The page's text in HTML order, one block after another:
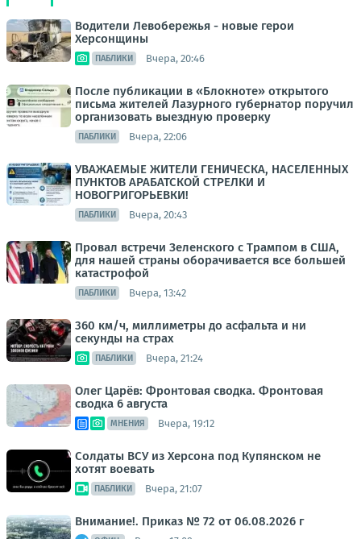
Водители Левобережья - новые герои
Херсонщины
ПАБЛИКИ Вчера, 20:46
После публикации в «Блокноте» открытого
письма жителей Лазурного губернатор поручил
организовать выездную проверку
ПАБЛИКИ Вчера, 22:06
УВАЖАЕМЫЕ ЖИТЕЛИ ГЕНИЧЕСКА, НАСЕЛЕННЫХ
ПУНКТОВ АРАБАТСКОЙ СТРЕЛКИ И
НОВОГРИГОРЬЕВКИ!
ПАБЛИКИ Вчера, 20:43
Провал встречи Зеленского с Трампом в США,
для нашей страны оборачивается все большей
катастрофой
ПАБЛИКИ Вчера, 13:42
360 км/ч, миллиметры до асфальта и ни
секунды на страх
ПАБЛИКИ Вчера, 21:24
Олег Царёв: Фронтовая сводка. Фронтовая
сводка 6 августа
МНЕНИЯ Вчера, 19:12
Солдаты ВСУ из Херсона под Купянском не
хотят воевать
ПАБЛИКИ Вчера, 21:07
Внимание!. Приказ № 72 от 06.08.2026 г